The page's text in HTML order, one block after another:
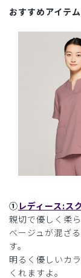
おすすめアイテム
① レディース:ス
親切で優しく柔
ベージュが混ざ
す。
明るく優しいカ
くれますよ。